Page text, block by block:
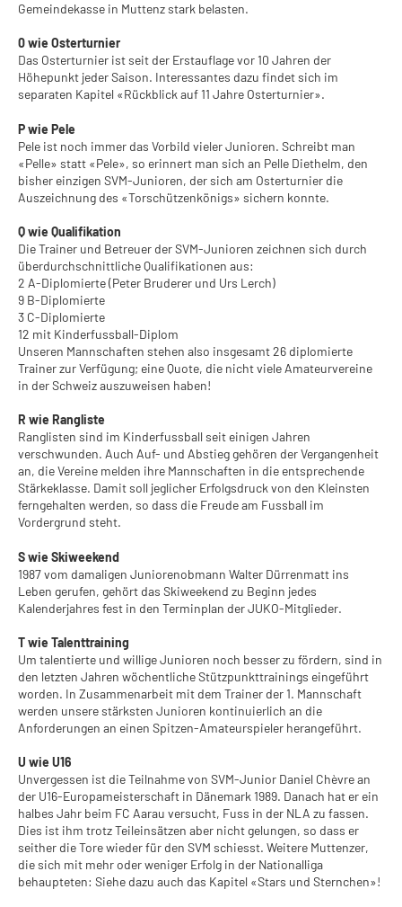
Gemeindekasse in Muttenz stark belasten.
0 wie Osterturnier
Das Osterturnier ist seit der Erstauflage vor 10 Jahren der
Höhepunkt jeder Saison. Interessantes dazu findet sich im
separaten Kapitel «Rückblick auf 11 Jahre Osterturnier».
P wie Pele
Pele ist noch immer das Vorbild vieler Junioren. Schreibt man
«Pelle» statt «Pele», so erinnert man sich an Pelle Diethelm, den
bisher einzigen SVM-Junioren, der sich am Osterturnier die
Auszeichnung des «Torschützenkönigs» sichern konnte.
Q wie Qualifikation
Die Trainer und Betreuer der SVM-Junioren zeichnen sich durch
überdurchschnittliche Qualifikationen aus:
2 A-Diplomierte (Peter Bruderer und Urs Lerch)
9 B-Diplomierte
3 C-Diplomierte
12 mit Kinderfussball-Diplom
Unseren Mannschaften stehen also insgesamt 26 diplomierte
Trainer zur Verfügung; eine Quote, die nicht viele Amateurvereine
in der Schweiz auszuweisen haben!
R wie Rangliste
Ranglisten sind im Kinderfussball seit einigen Jahren
verschwunden. Auch Auf- und Abstieg gehören der Vergangenheit
an, die Vereine melden ihre Mannschaften in die entsprechende
Stärkeklasse. Damit soll jeglicher Erfolgsdruck von den Kleinsten
ferngehalten werden, so dass die Freude am Fussball im
Vordergrund steht.
S wie Skiweekend
1987 vom damaligen Juniorenobmann Walter Dürrenmatt ins
Leben gerufen, gehört das Skiweekend zu Beginn jedes
Kalenderjahres fest in den Terminplan der JUKO-Mitglieder.
T wie Talenttraining
Um talentierte und willige Junioren noch besser zu fördern, sind in
den letzten Jahren wöchentliche Stützpunkttrainings eingeführt
worden. In Zusammenarbeit mit dem Trainer der 1. Mannschaft
werden unsere stärksten Junioren kontinuierlich an die
Anforderungen an einen Spitzen-Amateurspieler herangeführt.
U wie U16
Unvergessen ist die Teilnahme von SVM-Junior Daniel Chèvre an
der U16-Europameisterschaft in Dänemark 1989. Danach hat er ein
halbes Jahr beim FC Aarau versucht, Fuss in der NLA zu fassen.
Dies ist ihm trotz Teileinsätzen aber nicht gelungen, so dass er
seither die Tore wieder für den SVM schiesst. Weitere Muttenzer,
die sich mit mehr oder weniger Erfolg in der Nationalliga
behaupteten: Siehe dazu auch das Kapitel «Stars und Sternchen»!